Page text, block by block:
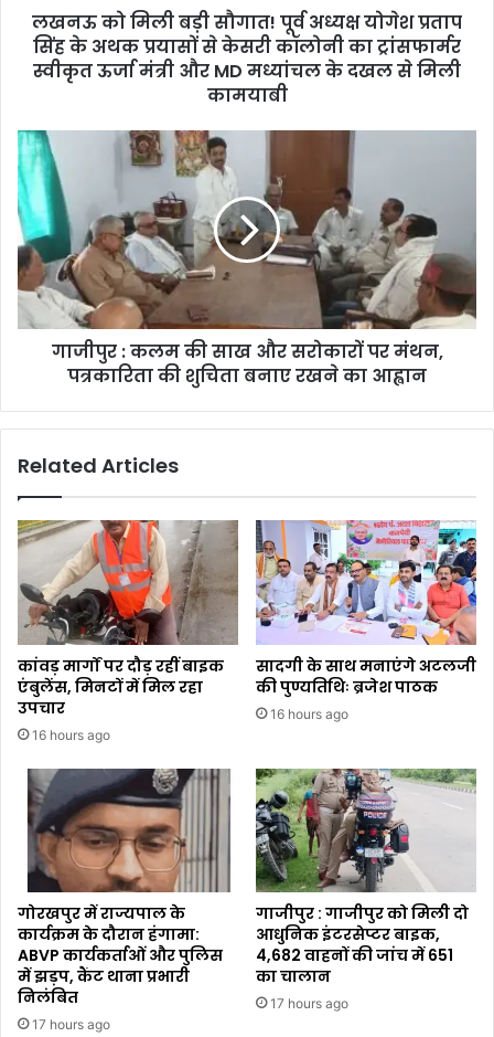
लखनऊ को मिली बड़ी सौगात! पूर्व अध्यक्ष योगेश प्रताप
सिंह के अथक प्रयासों से केसरी कॉलोनी का ट्रांसफार्मर
स्वीकृत ऊर्जा मंत्री और MD मध्यांचल के दखल से मिली
कामयाबी
गाजीपुर : कलम की साख और सरोकारों पर मंथन,
पत्रकारिता की शुचिता बनाए रखने का आह्वान
Related Articles
कांवड़ मार्गों पर दौड़ रहीं बाइक
एंबुलेंस, मिनटों में मिल रहा
उपचार
16 hours ago
सादगी के साथ मनाएंगे अटलजी
की पुण्यतिथिः ब्रजेश पाठक
16 hours ago
गोरखपुर में राज्यपाल के
कार्यक्रम के दौरान हंगामा:
ABVP कार्यकर्ताओं और पुलिस
में झड़प, कैंट थाना प्रभारी
निलंबित
17 hours ago
गाजीपुर : गाजीपुर को मिली दो
आधुनिक इंटरसेप्टर बाइक,
4,682 वाहनों की जांच में 651
का चालान
17 hours ago